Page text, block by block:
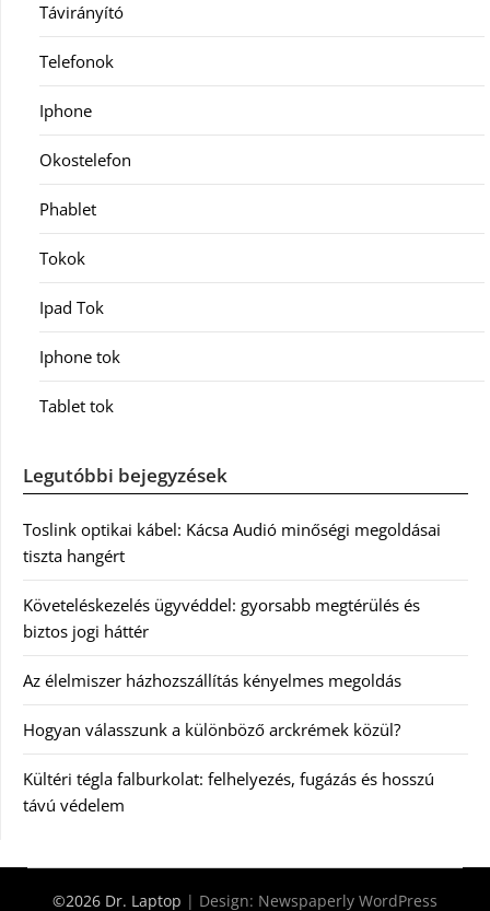
Távirányító
Telefonok
Iphone
Okostelefon
Phablet
Tokok
Ipad Tok
Iphone tok
Tablet tok
Legutóbbi bejegyzések
Toslink optikai kábel: Kácsa Audió minőségi megoldásai
tiszta hangért
Követeléskezelés ügyvéddel: gyorsabb megtérülés és
biztos jogi háttér
Az élelmiszer házhozszállítás kényelmes megoldás
Hogyan válasszunk a különböző arckrémek közül?
Kültéri tégla falburkolat: felhelyezés, fugázás és hosszú
távú védelem
©2026 Dr. Laptop | Design: Newspaperly WordPress